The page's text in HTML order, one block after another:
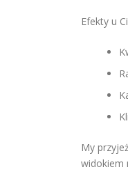
Efekty u
My
widokiem